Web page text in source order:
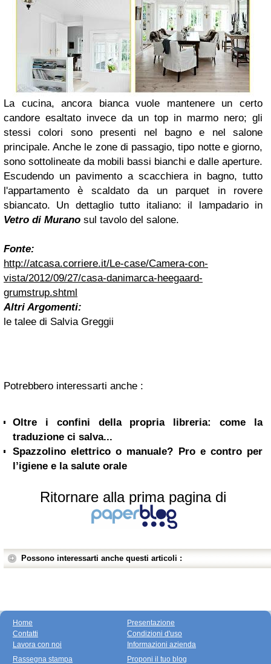
La cucina, ancora bianca
vuole mantenere un certo
candore esaltato invece da un top in marmo nero; gli
stessi colori sono presenti nel bagno e nel salone
principale. Anche le zone di passagio, tipo notte e giorno,
sono sottolineate da mobili bassi bianchi e dalle aperture.
Escudendo un pavimento a scacchiera in bagno, tutto
l'appartamento è scaldato da un parquet in rovere
sbiancato.
Un dettaglio tutto italiano: il lampadario in
Vetro di Murano sul tavolo del salone.
Fonte:
http://atcasa.corriere.it/Le-case/Camera-con-
vista/2012/09/27/casa-danimarca-heegaard-
grumstrup.shtml
Altri Argomenti:
le talee di Salvia Greggii
Potrebbero interessarti anche :
Oltre i confini della propria libreria: come la
traduzione ci salva...
Spazzolino elettrico o manuale? Pro e contro per
l’igiene e la salute orale
Ritornare alla prima pagina di
Possono interessarti anche questi articoli :
Home
Contatti
Lavora con noi
Presentazione
Condizioni d'uso
Informazioni azienda
Rassegna stampa
Proponi il tuo blog